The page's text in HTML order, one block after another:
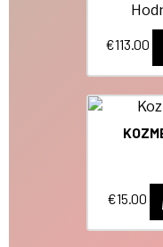
€113.00
€15.00